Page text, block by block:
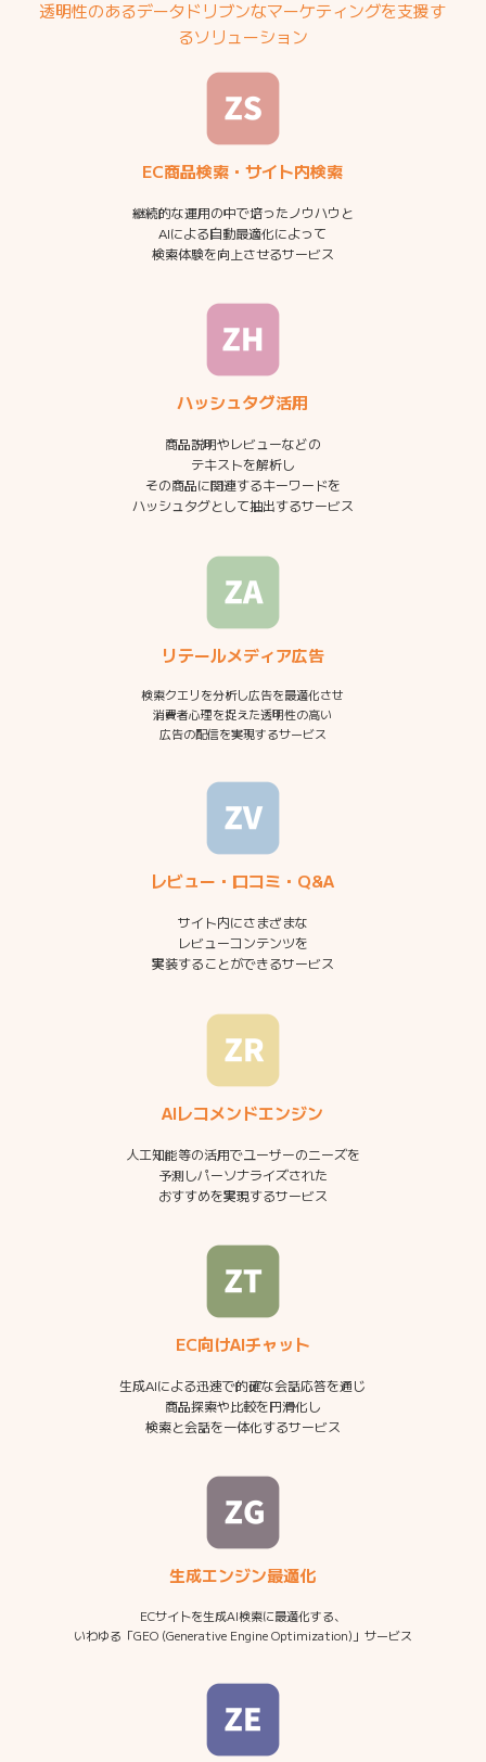
透明性のあるデータドリブンなマーケティングを支援す
るソリューション
EC商品検索・サイト内検索
継続的な運用の中で培ったノウハウと
AIによる自動最適化によって
検索体験を向上させるサービス
ハッシュタグ活用
商品説明やレビューなどの
テキストを解析し
その商品に関連するキーワードを
ハッシュタグとして抽出するサービス
リテールメディア広告
検索クエリを分析し広告を最適化させ
消費者心理を捉えた透明性の高い
広告の配信を実現するサービス
レビュー・口コミ・Q&A
サイト内にさまざまな
レビューコンテンツを
実装することができるサービス
AIレコメンドエンジン
人工知能等の活用でユーザーのニーズを
予測しパーソナライズされた
おすすめを実現するサービス
EC向けAIチャット
生成AIによる迅速で的確な会話応答を通じ
商品探索や比較を円滑化し
検索と会話を一体化するサービス
生成エンジン最適化
ECサイトを生成AI検索に最適化する、
いわゆる「GEO (Generative Engine Optimization)」サービス